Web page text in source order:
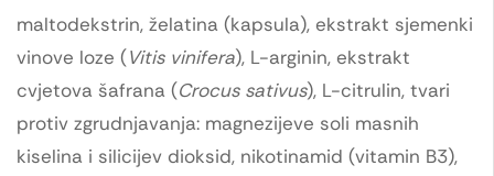
maltodekstrin, želatina (kapsula), ekstrakt sjemenki
vinove loze (Vitis vinifera), L-arginin, ekstrakt
cvjetova šafrana (Crocus sativus), L-citrulin, tvari
protiv zgrudnjavanja: magnezijeve soli masnih
kiselina i silicijev dioksid, nikotinamid (vitamin B3),